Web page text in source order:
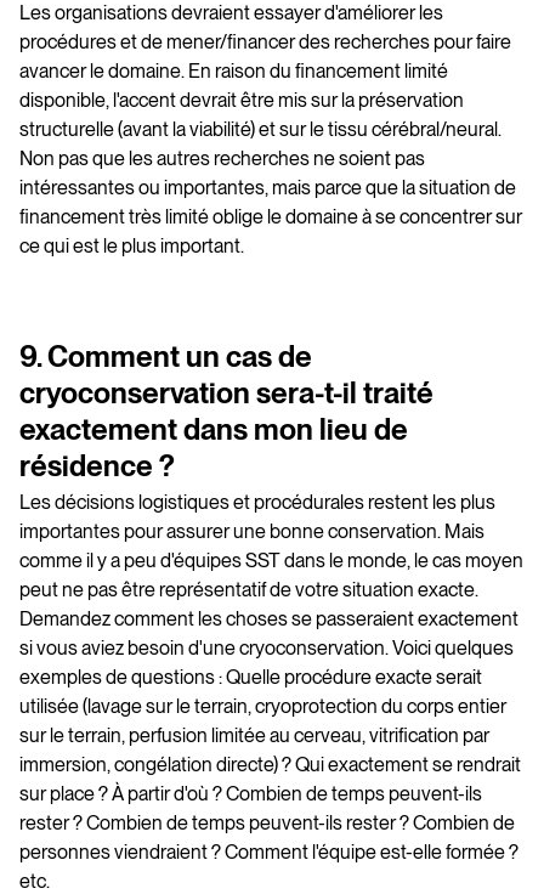
Les organisations devraient essayer d'améliorer les
procédures et de mener/financer des recherches pour faire
avancer le domaine. En raison du financement limité
disponible, l'accent devrait être mis sur la préservation
structurelle (avant la viabilité) et sur le tissu cérébral/neural.
Non pas que les autres recherches ne soient pas
intéressantes ou importantes, mais parce que la situation de
financement très limité oblige le domaine à se concentrer sur
ce qui est le plus important.
9. Comment un cas de
cryoconservation sera-t-il traité
exactement dans mon lieu de
résidence ?
Les décisions logistiques et procédurales restent les plus
importantes pour assurer une bonne conservation. Mais
comme il y a peu d'équipes SST dans le monde, le cas moyen
peut ne pas être représentatif de votre situation exacte.
Demandez comment les choses se passeraient exactement
si vous aviez besoin d'une cryoconservation. Voici quelques
exemples de questions : Quelle procédure exacte serait
utilisée (lavage sur le terrain, cryoprotection du corps entier
sur le terrain, perfusion limitée au cerveau, vitrification par
immersion, congélation directe) ? Qui exactement se rendrait
sur place ? À partir d'où ? Combien de temps peuvent-ils
rester ? Combien de temps peuvent-ils rester ? Combien de
personnes viendraient ? Comment l'équipe est-elle formée ?
etc.